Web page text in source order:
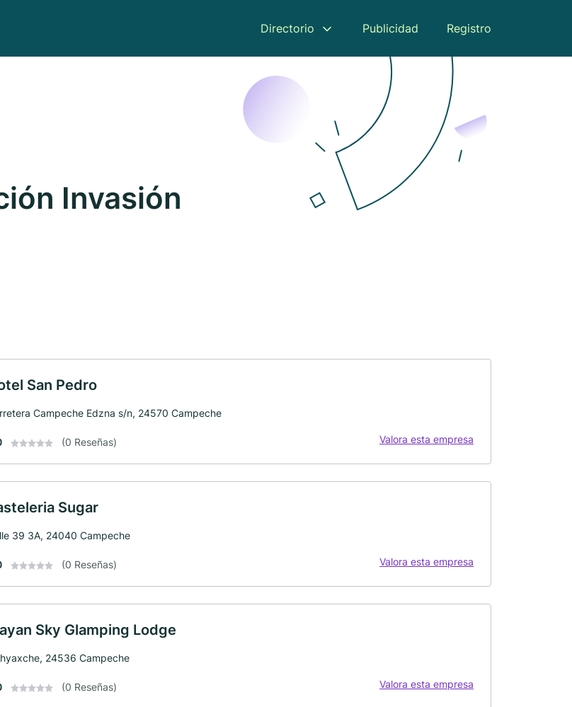
Directorio Publicidad Registro
Invasión
San Pedro
Campeche Edzna s/n, 24570 Campeche
(0 Reseñas) Valora esta empresa
Sugar
39 3A, 24040 Campeche
(0 Reseñas) Valora esta empresa
Sky Glamping Lodge
24536 Campeche
(0 Reseñas) Valora esta empresa